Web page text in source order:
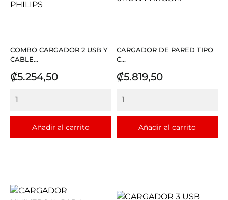
COMBO CARGADOR 2 USB Y
CABLE...
Precio
₡5.254,50
Añadir al carrito
CARGADOR DE PARED TIPO
C...
Precio
₡5.819,50
Añadir al carrito